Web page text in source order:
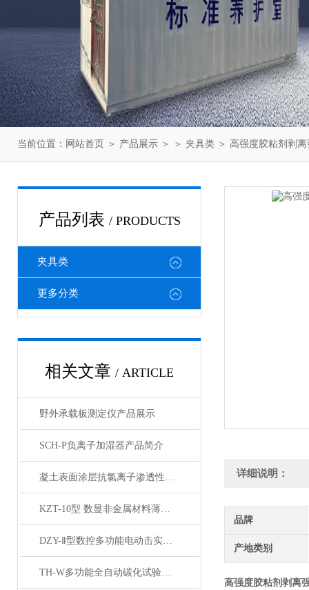
当前位置： 网站首页 ＞ 产品展示 ＞ ＞ 夹具类 ＞ 高强度胶粘剂剥
产品列表 / PRODUCTS
夹具类
更多分类
相关文章 / ARTICLE
野外承载板测定仪产品展示
SCH-P负离子加湿器产品简介
凝土表面涂层抗氯离子渗透性试验装置产品展示
KZT-10型 数显非金属材料薄板抗折试验机产品展示
DZY-Ⅱ型数控多功能电动击实仪产品展示
TH-W多功能全自动碳化试验箱产品展示
详细说明：
品牌
产地类别
高强度胶粘剂剥离